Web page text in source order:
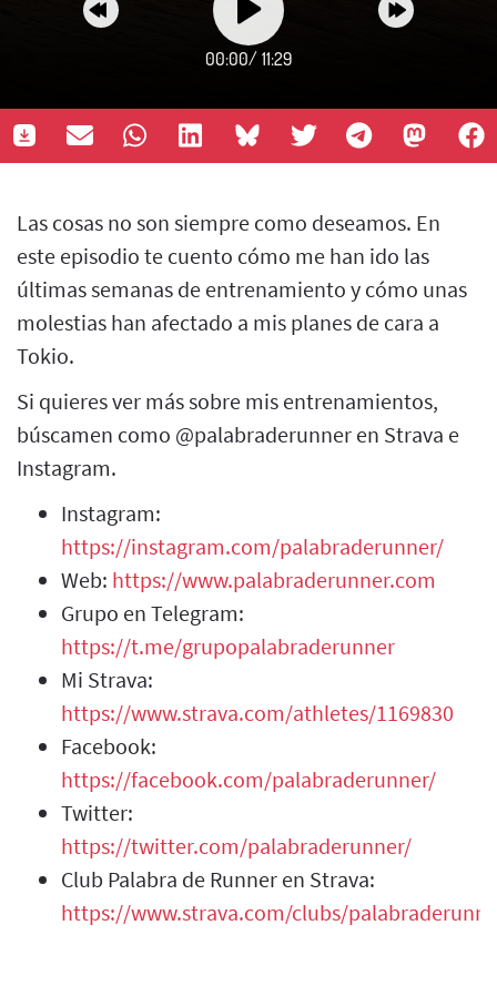
00:00/ 11:29
Las cosas no son siempre como deseamos. En
este episodio te cuento cómo me han ido las
últimas semanas de entrenamiento y cómo unas
molestias han afectado a mis planes de cara a
Tokio.
Si quieres ver más sobre mis entrenamientos,
búscamen como @palabraderunner en Strava e
Instagram.
Instagram:
https://instagram.com/palabraderunner/
Web: https://www.palabraderunner.com
Grupo en Telegram:
https://t.me/grupopalabraderunner
Mi Strava:
https://www.strava.com/athletes/1169830
Facebook:
https://facebook.com/palabraderunner/
Twitter:
https://twitter.com/palabraderunner/
Club Palabra de Runner en Strava:
https://www.strava.com/clubs/